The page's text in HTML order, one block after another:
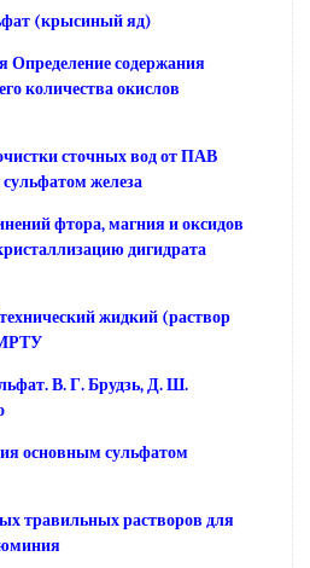
(крысиный яд)
Определение содержания
количества окислов
сточных вод от ПАВ
железа
фтора, магния и оксидов
дигидрата
жидкий (раствор
В. Г. Брудзь, Д. Ш.
основным сульфатом
травильных растворов для